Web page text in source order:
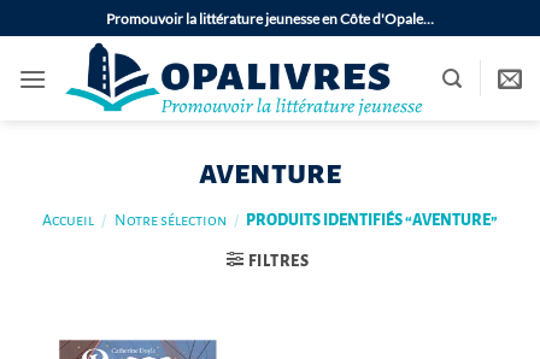
au
contenu
Promouvoir la littérature jeunesse en Côte d'Opale…
aventure
Accueil / Notre sélection / PRODUITS IDENTIFIÉS “AVENTURE”
FILTRES